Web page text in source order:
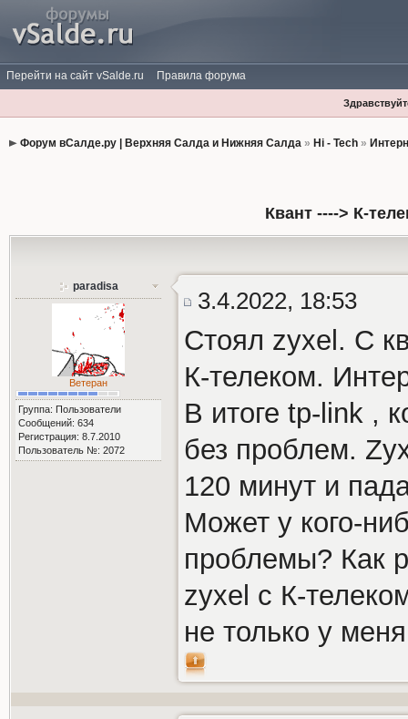
Перейти на сайт vSalde.ru Правила форума
Форум вСалде.ру | Верхняя Салда и Нижняя Салда» Hi - Tech»
Квант ----> К-
paradisa
Ветеран
Группа: Пользователи
Сообщений: 634
Регистрация: 8.7.2010
Пользователь №: 2072
3.4.2022, 18:53
Стоял zyxel. С
К-телеком.
В итоге tp-link ,
без проблем.
120 минут и
Может у кого-
проблемы? Как
zyxel с К-
не только у